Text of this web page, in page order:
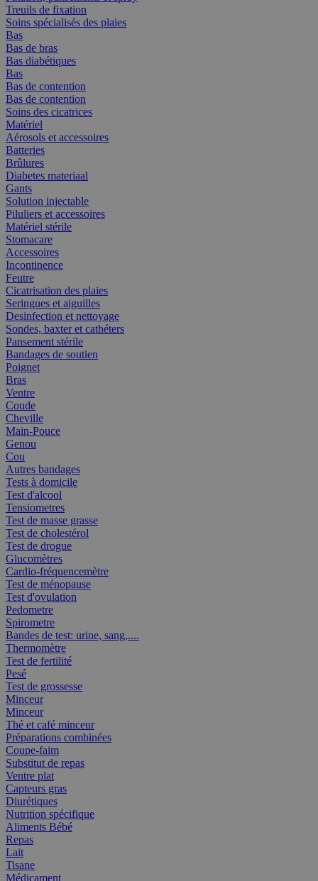
Treuils de fixation
Soins spécialisés des plaies
Bas
Bas de bras
Bas diabétiques
Bas
Bas de contention
Bas de contention
Soins des cicatrices
Matériel
Aérosols et accessoires
Batteries
Brûlures
Diabetes materiaal
Gants
Solution injectable
Piluliers et accessoires
Matériel stérile
Stomacare
Accessoires
Incontinence
Feutre
Cicatrisation des plaies
Seringues et aiguilles
Desinfection et nettoyage
Sondes, baxter et cathéters
Pansement stérile
Bandages de soutien
Poignet
Bras
Ventre
Coude
Cheville
Main-Pouce
Genou
Cou
Autres bandages
Tests à domicile
Test d'alcool
Tensiometres
Test de masse grasse
Test de cholestérol
Test de drogue
Glucomètres
Cardio-fréquencemètre
Test de ménopause
Test d'ovulation
Pedometre
Spirometre
Bandes de test: urine, sang,....
Thermomètre
Test de fertilité
Pesé
Test de grossesse
Minceur
Minceur
Thé et café minceur
Préparations combinées
Coupe-faim
Substitut de repas
Ventre plat
Capteurs gras
Diurétiques
Nutrition spécifique
Aliments Bébé
Repas
Lait
Tisane
Médicament